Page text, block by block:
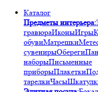
Каталог
Предметы интерьера:
гравюраИконыИгры
обувиМатрешки
сувенирыОбереги
наборыПисьменные
приборыПлакетки
тарелкиЧасы